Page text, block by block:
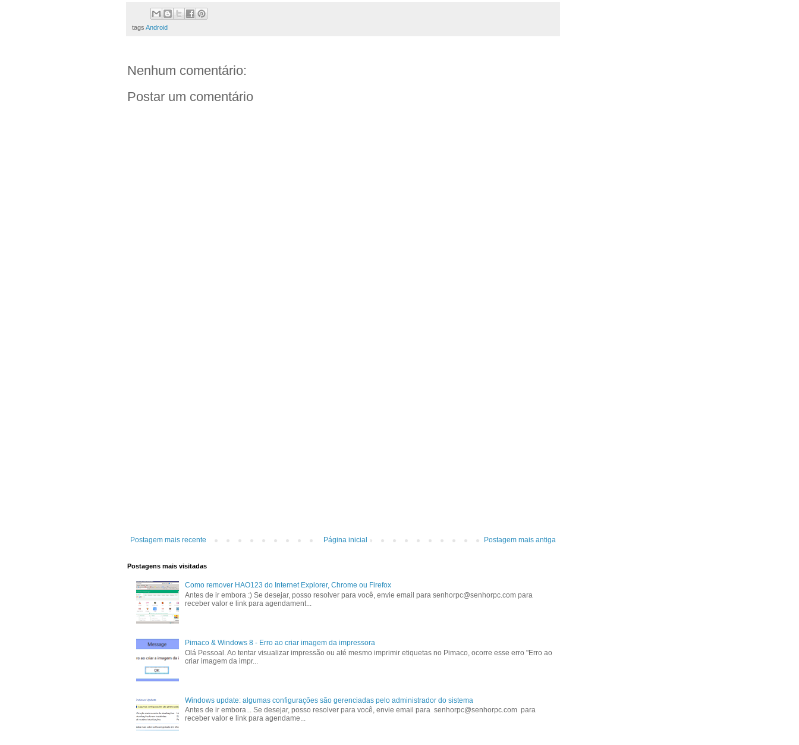
tags Android
Nenhum comentário:
Postar um comentário
Postagem mais recente Postagem mais antiga
Página inicial
Postagens mais visitadas
Como remover HAO123 do Internet Explorer, Chrome ou Firefox
Antes de ir embora :) Se desejar, posso resolver para você, envie email para senhorpc@senhorpc.compara
receber valor e link para agendament...
Pimaco & Windows 8 - Erro ao criar imagem da impressora
Olá Pessoal. Ao tentar visualizar impressão ou até mesmo imprimir etiquetas no Pimaco, ocorre esse erro "Erro ao
criar imagem da impr...
Windows update: algumas configurações são gerenciadas pelo administrador do sistema
Antes de ir embora... Se desejar, posso resolver para você, envie email para senhorpc@senhorpc.compara
receber valor e link para agendame...